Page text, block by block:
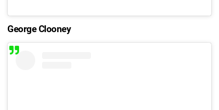
George Clooney